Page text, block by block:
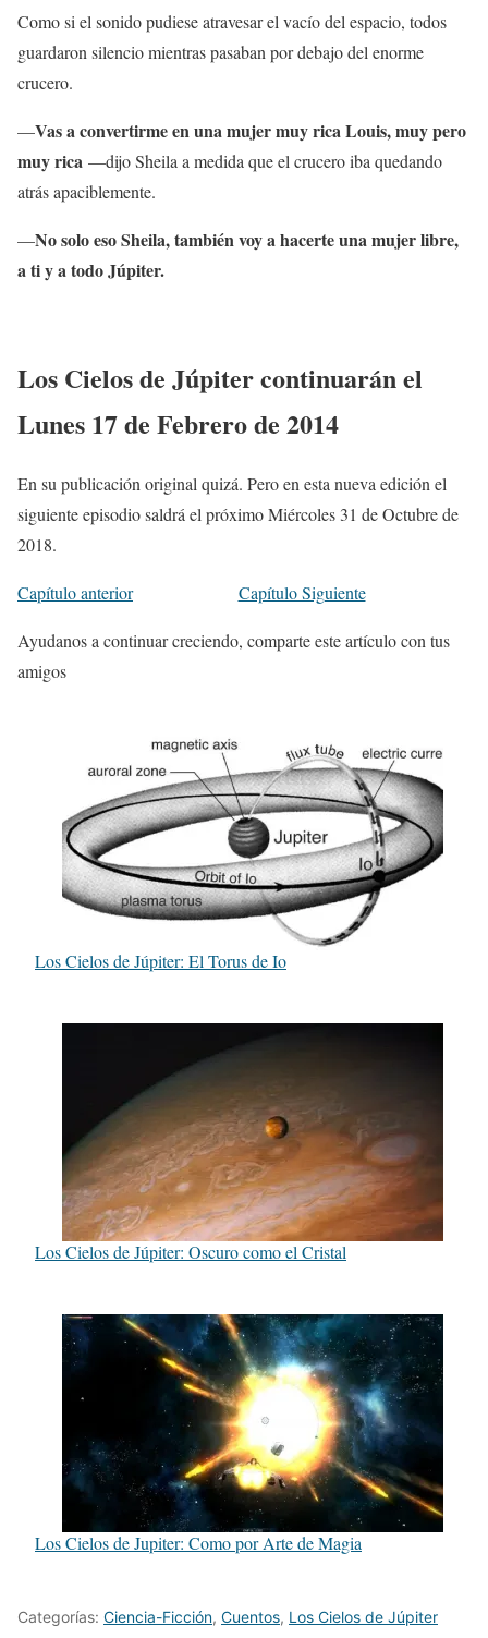
Como si el sonido pudiese atravesar el vacío del espacio, todos
guardaron silencio mientras pasaban por debajo del enorme
crucero.
—Vas a convertirme en una mujer muy rica Louis, muy pero
muy rica —dijo Sheila a medida que el crucero iba quedando
atrás apaciblemente.
—No solo eso Sheila, también voy a hacerte una mujer libre,
a ti y a todo Júpiter.
Los Cielos de Júpiter continuarán el
Lunes 17 de Febrero de 2014
En su publicación original quizá. Pero en esta nueva edición el
siguiente episodio saldrá el próximo Miércoles 31 de Octubre de
2018.
Capítulo anterior Capítulo Siguiente
Ayudanos a continuar creciendo, comparte este artículo con tus
amigos
Los Cielos de Júpiter: El Torus de Io
Los Cielos de Júpiter: Oscuro como el Cristal
Los Cielos de Jupiter: Como por Arte de Magia
Categorías: Ciencia-Ficción, Cuentos, Los Cielos de Júpiter